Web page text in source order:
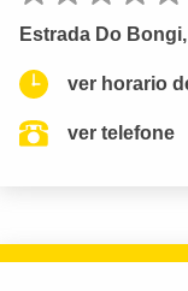
Estrada Do
ver horario
ver telefone